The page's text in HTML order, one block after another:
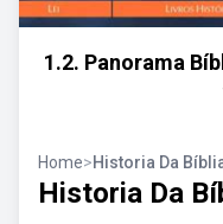
1.2. Panorama
Home>Historia Da
Historia Da